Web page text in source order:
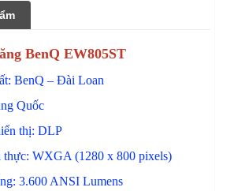
BenQ EW805ST
BenQ – Đài Loan
Quốc
thị: DLP
thực: WXGA (1280 x 800 pixels)
3.600 ANSI Lumens